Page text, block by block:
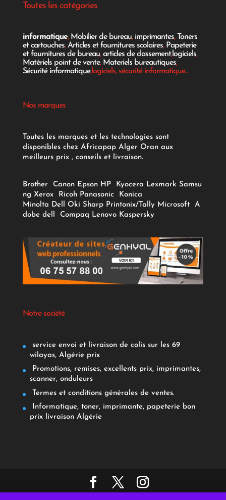
Toutes les catégories
informatique, Mobilier de bureau, imprimantes, Toners
et cartouches,Articles et fournitures scolaires, Papeterie
et fournitures de bureau,articles de classement,logiciels,
Matériels point de vente, Materiels bureautiques,
Sécurité informatique,logiciels, sécurité informatique...
Nos marques
Toutes les marques et les technologies sont
disponibles chez Africapap Alger Oran aux
meilleurs prix , conseils et livraison.
Brother Canon Epson HP Kyocera Lexmark Samsu
ng Xerox Ricoh Panasonic
Konica
Minolta Dell Oki Sharp Printonix/Tally Microsoft
A
dobe dell Compaq Lenovo Kaspersky
Notre société
service envoi et livraison de colis sur les 69
wilayas, Algérie prix
Promotions, remises, excellents prix, imprimantes,
scanner, onduleurs
Termes et conditions générales de ventes.
Informatique, toner, imprimante, papeterie bon
prix livraison Algérie